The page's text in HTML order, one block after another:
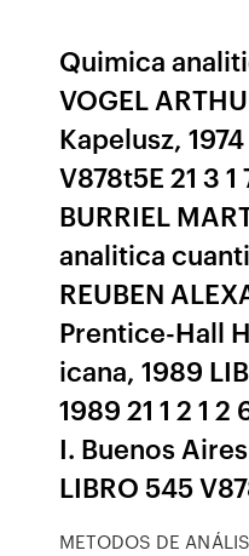
Quimica
VOGEL
Kapelusz,
V878t5E 21 3 1
BURRIEL
analitica
REUBEN
Prentice-Hall
icana, 1989
1989 21 1 2 1 2
I. Buenos
LIBRO 545
METODOS DE